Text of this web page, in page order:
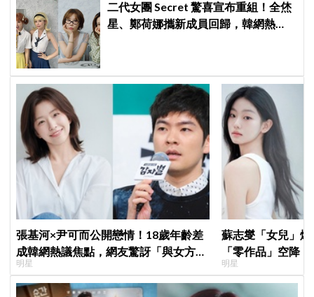
二代女團 Secret 驚喜宣布重組！全烋
星、鄭荷娜攜新成員回歸，韓網熱
張基河×尹可而公開戀情！18歲年齡差
成韓網熱議焦點，網友驚訝「與女方媽
媽僅差5歲」
明星
蘇志燮「女兒」
「零作品」空降
片被挖出網驚呆
明星